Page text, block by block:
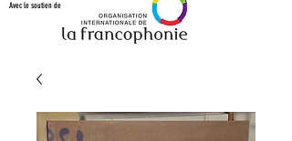
Avec le soutien de